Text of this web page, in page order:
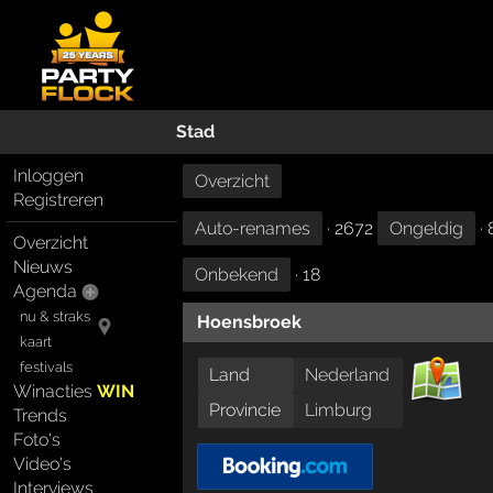
Stad
Inloggen
Registreren
Overzicht
Nieuws
Agenda
nu & straks
kaart
festivals
WinactiesWIN
Trends
Foto's
Video's
Interviews
Overzicht
Auto-renames · 2672 Ongeldig ·
Onbekend · 18
Hoensbroek
Land
Nederland
Provincie
Limburg